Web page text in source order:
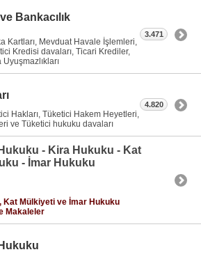
Bankacılık
Kartları, Mevduat Havale İşlemleri,
Kredisi davaları, Ticari Krediler,
3.471
Hakları, Tüketici Hakem Heyetleri,
ve Tüketici hukuku davaları
4.820
- Kira Hukuku - Kat
- İmar Hukuku
Kat Mülkiyeti ve İmar Hukuku
Makaleler